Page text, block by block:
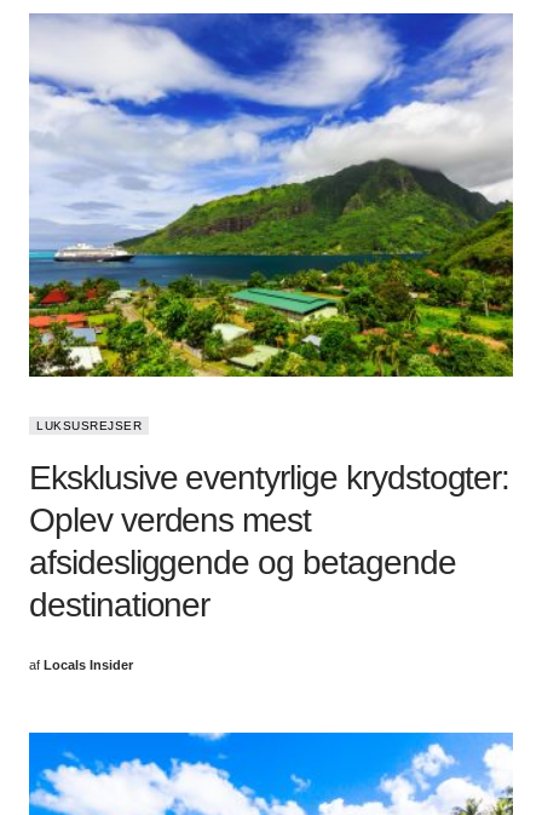
LUKSUSREJSER
Eksklusive eventyrlige krydstogter:
Oplev verdens mest
afsidesliggende og betagende
destinationer
af Locals Insider